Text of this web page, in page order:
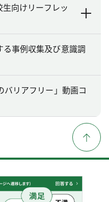
生向けリーフレッ
る事例収集及び意識調
バリアフリー」動画コ